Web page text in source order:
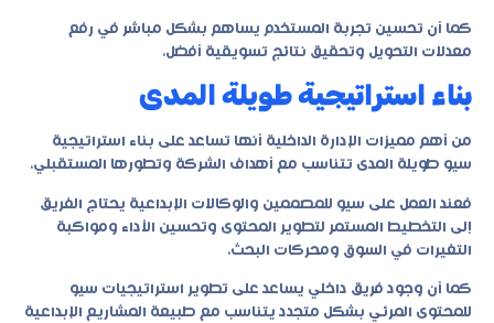
كما أن تحسين تجربة المستخدم يساهم بشكل مباشر في رفع
معدلات التحويل وتحقيق نتائج تسويقية أفضل.
بناء استراتيجية طويلة المدى
من أهم مميزات الإدارة الداخلية أنها تساعد على بناء استراتيجية
سيو طويلة المدى تتناسب مع أهداف الشركة وتطورها المستقبلي.
فعند العمل على سيو للمصممين والوكالات الإبداعية يحتاج الفريق
إلى التخطيط المستمر لتطوير المحتوى وتحسين الأداء ومواكبة
التغيرات في السوق ومحركات البحث.
كما أن وجود فريق داخلي يساعد على تطوير استراتيجيات سيو
للمحتوى المرئي بشكل متجدد يتناسب مع طبيعة المشاريع الإبداعية